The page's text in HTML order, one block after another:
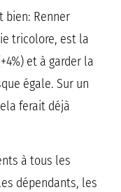
bien: Renner
tricolore, est la
et à garder la
égale. Sur un
ferait déjà
à tous les
dépendants, les